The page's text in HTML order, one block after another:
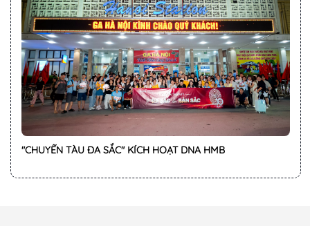
"CHUYẾN TÀU ĐA SẮC" KÍCH HOẠT DNA HMB